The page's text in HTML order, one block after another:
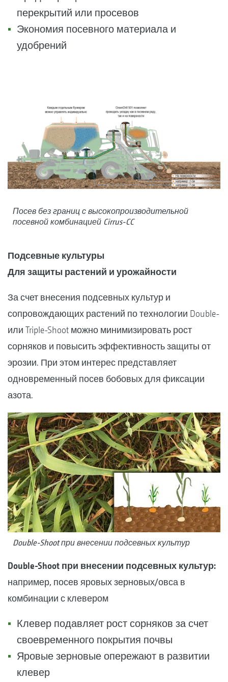
перекрытий или просевов
Экономия посевного материала и
удобрений
Посев без границ с высокопроизводительной
посевной комбинацией Cirrus-CC
Подсевные культуры
Для защиты растений и урожайности
За счет внесения подсевных культур и
сопровождающих растений по технологии Double-
или Triple-Shoot можно минимизировать рост
сорняков и повысить эффективность защиты от
эрозии. При этом интерес представляет
одновременный посев бобовых для фиксации
азота.
Double-Shoot при внесении подсевных культур
Double-Shoot при внесении подсевных культур:
например, посев яровых зерновых/овса в
комбинации с клевером
Клевер подавляет рост сорняков за счет
своевременного покрытия почвы
Яровые зерновые опережают в развитии
клевер